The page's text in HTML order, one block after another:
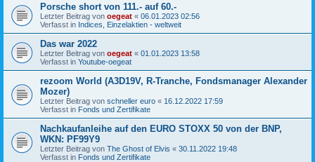
Porsche short von 111.- auf 60.-
Letzter Beitrag von oegeat « 06.01.2023 02:56
Verfasst in Indices, Einzelaktien - weltweit
Das war 2022
Letzter Beitrag von oegeat « 01.01.2023 13:58
Verfasst in Youtube-oegeat
rezoom World (A3D19V, R-Tranche, Fondsmanager Alexander
Mozer)
Letzter Beitrag von schneller euro « 16.12.2022 17:59
Verfasst in Fonds und Zertifikate
Nachkaufanleihe auf den EURO STOXX 50 von der BNP,
WKN: PF99Y9
Letzter Beitrag von The Ghost of Elvis « 30.11.2022 19:48
Verfasst in Fonds und Zertifikate